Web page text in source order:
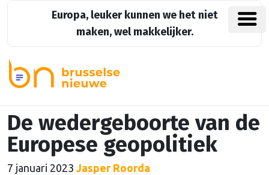
Europa, leuker kunnen we het niet
maken, wel makkelijker.
De wedergeboorte van de
Europese geopolitiek
7 januari 2023 Jasper Roorda